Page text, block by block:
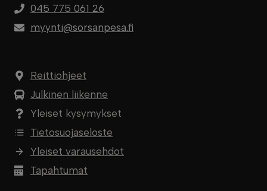
045 775 061 26
myynti@sorsanpesa.fi
Reittiohjeet
Julkinen liikenne
Yleiset kysymykset
Tietosuojaseloste
Yleiset varausehdot
Tapahtumat